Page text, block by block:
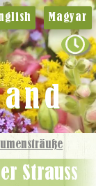
Magyar